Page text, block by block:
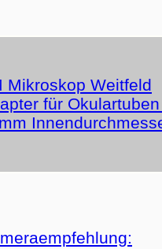
Mikroskop Weitfeld
für